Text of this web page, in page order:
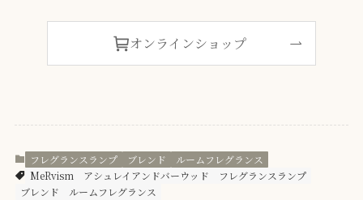
オンラインショップ
フレグランスランプ ブレンド
ルームフレグランス
MeRvism
アシュレイアンドバーウッド
フレグランスランプ
ブレンド
ルームフレグランス